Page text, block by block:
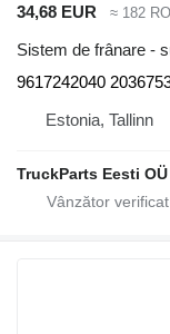
34,68 EUR ≈ 182
Sistem de frânare -
9617242040
Estonia, Tallinn
TruckParts Eesti OÜ